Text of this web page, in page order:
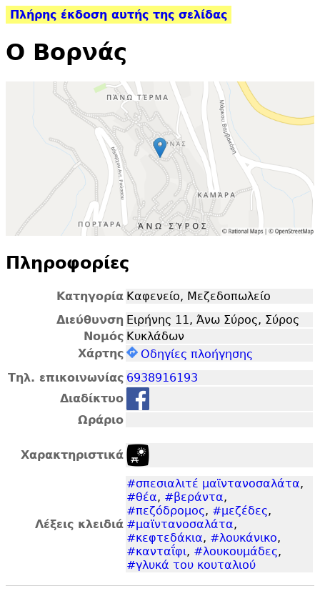
Πλήρης έκδοση αυτής της σελίδας
Ο Βορνάς
Πληροφορίες
Κατηγορία Καφενείο, Μεζεδοπωλείο
Διεύθυνση Ειρήνης 11, Άνω Σύρος, Σύρος
Νομός Κυκλάδων
Χάρτης
Οδηγίες πλοήγησης
Τηλ. επικοινωνίας 6938916193
Διαδίκτυο
Ωράριο
Χαρακτηριστικά
Λέξεις κλειδιά
#σπεσιαλιτέ μαϊντανοσαλάτα,
#θέα, #βεράντα,
#πεζόδρομος, #μεζέδες,
#μαϊντανοσαλάτα,
#κεφτεδάκια, #λουκάνικο,
#κανταΐφι, #λουκουμάδες,
#γλυκά του κουταλιού